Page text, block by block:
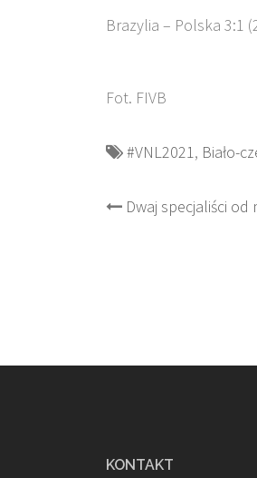
Brazylia – Polska 3:1
Fot. FIVB
#VNL2021, Biało-
Post
Dwaj specjaliści
KONTAKT